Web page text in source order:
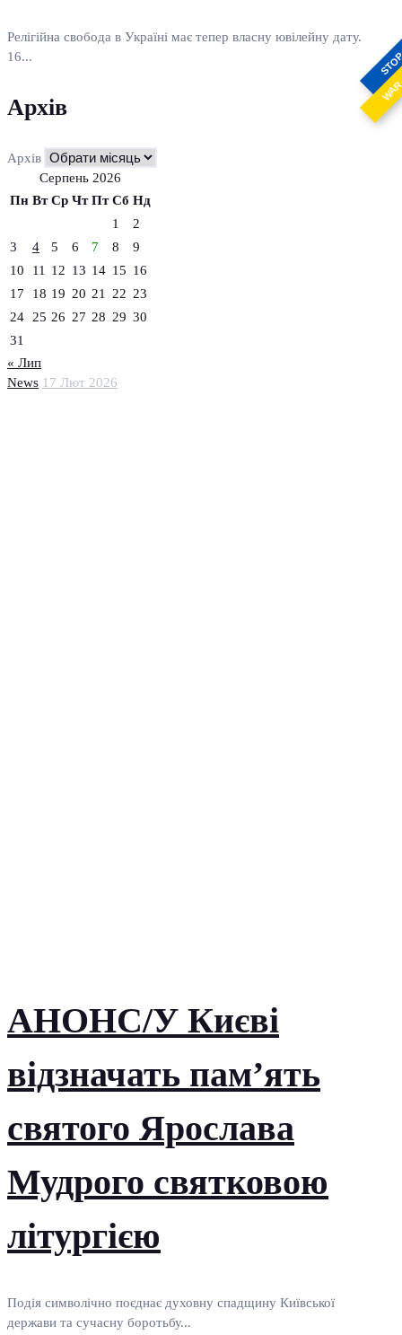
News 17 Лют 2026
АНОНС/У Києві
відзначать пам’ять
святого Ярослава
Мудрого святковою
літургією
Подія символічно поєднає духовну спадщину Київської
держави та сучасну боротьбу...
Релігійна свобода в Україні має тепер власну ювілейну дату.
16...
Архів
Архів
Серпень 2026
Пн Вт Ср Чт Пт Сб Нд
1
2
3
4 5 6 7 8
9
10
11 12 13 14 15 16
17
18 19 20 21 22 23
24
25 26 27 28 29 30
31
« Лип